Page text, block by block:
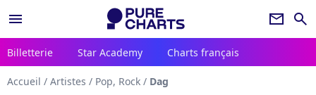
menu newsletter search
Billetterie Star Academy Charts français
Accueil / Artistes / Pop, Rock / Dag